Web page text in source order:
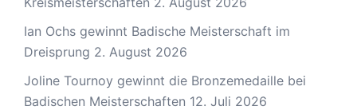
Ian Ochs gewinnt Badische Meisterschaft im
Dreisprung 2. August 2026
Joline Tournoy gewinnt die Bronzemedaille bei
Badischen Meisterschaften 12. Juli 2026